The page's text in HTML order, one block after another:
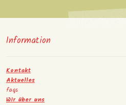
Information
Kontakt
Aktuelles
faqs
Wir über uns